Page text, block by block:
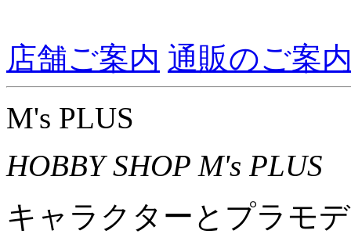
店舗ご案内 通販のご案
M's PLUS
HOBBY SHOP M's PLUS
キャラクターとプラモ